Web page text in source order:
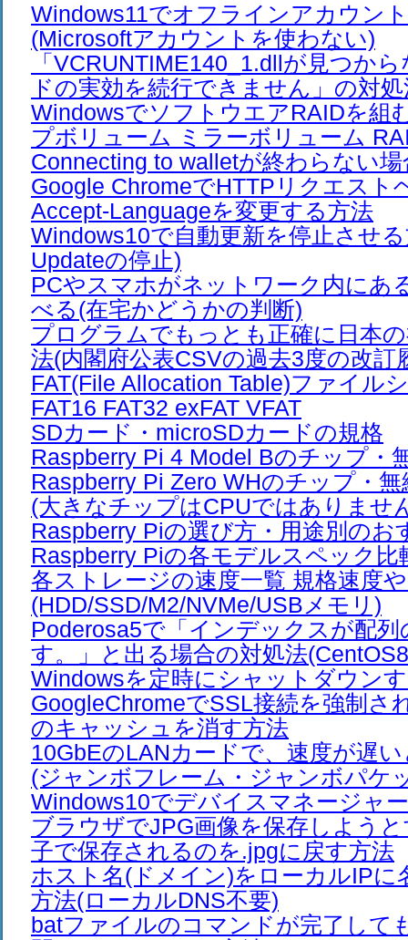
Windows11でオフラインアカウン
(Microsoftアカウントを使わない)
「VCRUNTIME140_1.dllが見つか
ドの実効を続行できません」の対
WindowsでソフトウエアRAIDを組
プボリューム ミラーボリューム
Connecting to walletが終わらない
Google ChromeでHTTPリクエスト
Accept-Languageを変更する方法
Windows10で自動更新を停止させ
Updateの停止)
PCやスマホがネットワーク内にあ
べる(在宅かどうかの判断)
プログラムでもっとも正確に日本
法(内閣府公表CSVの過去3度の改訂
FAT(File Allocation Table)ファイル
FAT16 FAT32 exFAT VFAT
SDカード・microSDカードの規格
Raspberry Pi 4 Model Bのチップ・
Raspberry Pi Zero WHのチップ・
(大きなチップはCPUではありませ
Raspberry Piの選び方・用途別のお
Raspberry Piの各モデルスペック比
各ストレージの速度一覧 規格速度
(HDD/SSD/M2/NVMe/USBメモリ)
Poderosa5で「インデックスが配列
す。」と出る場合の対処法
Windowsを定時にシャットダウン
GoogleChromeでSSL接続を強制さ
のキャッシュを消す方法
10GbEのLANカードで、速度が遅
(ジャンボフレーム・ジャンボパケ
Windows10でデバイスマネージャ
ブラウザでJPG画像を保存しよう
子で保存されるのを.jpgに戻す方法
ホスト名(ドメイン)をローカルIPに
方法(ローカルDNS不要)
batファイルのコマンドが完了して